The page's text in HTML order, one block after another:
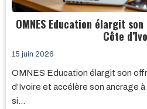
OMNES Education élargit
Côte
15 juin 2026
OMNES Education élargit son
d’Ivoire et accélère son ancrage
si…